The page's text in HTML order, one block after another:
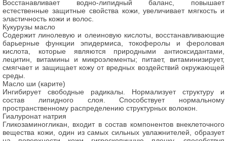
Восстанавливает водно-липидный баланс, повышает
естественные защитные свойства кожи, увеличивает мягкость и
эластичность кожи и волос.
Кукурузы масло
Содержит линолевую и олеиновую кислоты, восстанавливающие
барьерные функции эпидермиса, токоферолы и фероловая
кислота, которые являются природными антиоксидантами,
лецитин, витамины и микроэлементы; питает, витаминизирует,
смягчает и защищает кожу от вредных воздействий окружающей
среды.
Масло ши (карите)
Ингибирует свободные радикалы. Нормализует структуру и
состав липидного слоя. Способствует нормальному
пространственному распределению структурных волокон.
Гиалуронат натрия
Гликозаминогликан, входит в состав компонентов внеклеточного
вещества кожи, один из самых сильных увлажнителей, образует